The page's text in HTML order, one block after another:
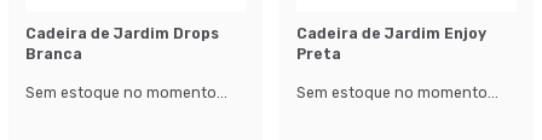
Cadeira de Jardim Drops
Branca
Sem estoque no momento...
Cadeira de Jardim Enjoy
Preta
Sem estoque no momento...